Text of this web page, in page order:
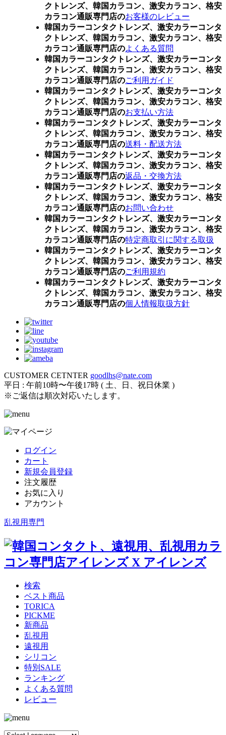
クトレンズ、韓国カラコン、激安カラコン、格安
カラコン通販専門店のお客様のレビュー
韓国カラーコンタクトレンズ、激安カラーコンタ
クトレンズ、韓国カラコン、激安カラコン、格安
カラコン通販専門店のよくある質問
韓国カラーコンタクトレンズ、激安カラーコンタ
クトレンズ、韓国カラコン、激安カラコン、格安
カラコン通販専門店のご利用ガイド
韓国カラーコンタクトレンズ、激安カラーコンタ
クトレンズ、韓国カラコン、激安カラコン、格安
カラコン通販専門店のお支払い方法
韓国カラーコンタクトレンズ、激安カラーコンタ
クトレンズ、韓国カラコン、激安カラコン、格安
カラコン通販専門店の送料・配送方法
韓国カラーコンタクトレンズ、激安カラーコンタ
クトレンズ、韓国カラコン、激安カラコン、格安
カラコン通販専門店の返品・交換方法
韓国カラーコンタクトレンズ、激安カラーコンタ
クトレンズ、韓国カラコン、激安カラコン、格安
カラコン通販専門店のお問い合わせ
韓国カラーコンタクトレンズ、激安カラーコンタ
クトレンズ、韓国カラコン、激安カラコン、格安
カラコン通販専門店の特定商取引に関する取扱
韓国カラーコンタクトレンズ、激安カラーコンタ
クトレンズ、韓国カラコン、激安カラコン、格安
カラコン通販専門店のご利用規約
韓国カラーコンタクトレンズ、激安カラーコンタ
クトレンズ、韓国カラコン、激安カラコン、格安
カラコン通販専門店の個人情報取扱方針
CUSTOMER CETNTER goodlhs@nate.com
平日 : 午前10時〜午後17時 ( 土、日、祝日休業 )
※ご返信は順次対応いたします。
ログイン
カート
新規会員登録
注文履歴
お気に入り
アカウント
乱視用専門
検索
ベスト商品
TORICA
PICKME
新商品
乱視用
遠視用
シリコン
特別SALE
ランキング
よくある質問
レビュー